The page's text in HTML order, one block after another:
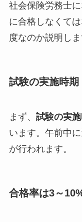
社会保険労務士
に合格しなくて
度なのか説明しま
試験の実施時期
まず、 試験の実
います。午前中
が行われます。
合格率は3～